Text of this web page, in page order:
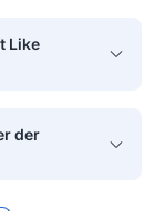
Like
der